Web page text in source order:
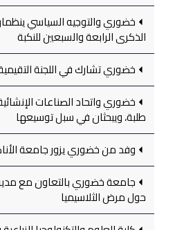
خضوري والتوجيه السياسي
الذكرى الرابعة والسبعين للنكبة
خضوري تشارك في اللجنة
خضوري واتحاد الصناعات
طلبة، ويبحثان في سبل توسيعها
وفد من خضوري يزور جامعة
جامعة خضوري بالتعاون مع
حول مرض الثلاسيميا